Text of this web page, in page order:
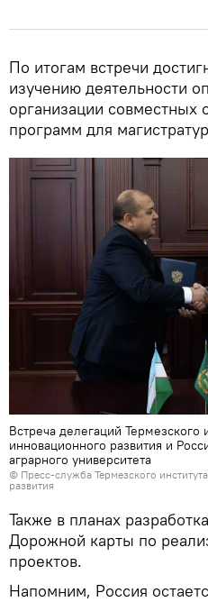
По итогам встречи
изучению деятельности
организации совместных
программ для
Встреча делегаций Термезского
инновационного развития и
аграрного университета
© Пресс-служба Термезского
развития
Также в планах
Дорожной карты по
проектов.
Напомним, Россия